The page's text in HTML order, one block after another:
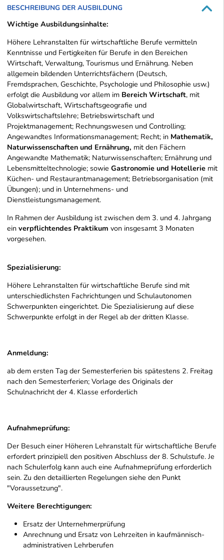
BESCHREIBUNG DER AUSBILDUNG
Wichtige Ausbildungsinhalte:
Höhere Lehranstalten für wirtschaftliche Berufe vermitteln
Kenntnisse und Fertigkeiten für Berufe in den Bereichen
Wirtschaft, Verwaltung, Tourismus und Ernährung. Neben
allgemein bildenden Unterrichtsfächern (Deutsch,
Fremdsprachen, Geschichte, Psychologie und Philosophie usw.)
erfolgt die Ausbildung vor allem im Bereich Wirtschaft, mit
Globalwirtschaft, Wirtschaftsgeografie und
Volkswirtschaftslehre; Betriebswirtschaft und
Projektmanagement; Rechnungswesen und Controlling;
Angewandtes Informationsmanagement; Recht; in Mathematik,
Naturwissenschaften und Ernährung, mit den Fächern
Angewandte Mathematik; Naturwissenschaften; Ernährung und
Lebensmitteltechnologie; sowie Gastronomie und Hotellerie mit
Küchen- und Restaurantmanagement; Betriebsorganisation (mit
Übungen); und in Unternehmens- und
Dienstleistungsmanagement.
In Rahmen der Ausbildung ist zwischen dem 3. und 4. Jahrgang
ein verpflichtendes Praktikum von insgesamt 3 Monaten
vorgesehen.
Spezialisierung:
Höhere Lehranstalten für wirtschaftliche Berufe sind mit
unterschiedlichsten Fachrichtungen und Schulautonomen
Schwerpunkten eingerichtet. Die Spezialisierung auf diese
Schwerpunkte erfolgt in der Regel ab der dritten Klasse.
Anmeldung:
ab dem ersten Tag der Semesterferien bis spätestens 2. Freitag
nach den Semesterferien; Vorlage des Originals der
Schulnachricht der 4. Klasse erforderlich
Aufnahmeprüfung:
Der Besuch einer Höheren Lehranstalt für wirtschaftliche Berufe
erfordert prinzipiell den positiven Abschluss der 8. Schulstufe. Je
nach Schulerfolg kann auch eine Aufnahmeprüfung erforderlich
sein. Zu den detaillierten Regelungen siehe den Punkt
"Voraussetzung".
Weitere Berechtigungen:
Ersatz der Unternehmerprüfung
Anrechnung und Ersatz von Lehrzeiten in kaufmännisch-
administrativen Lehrberufen